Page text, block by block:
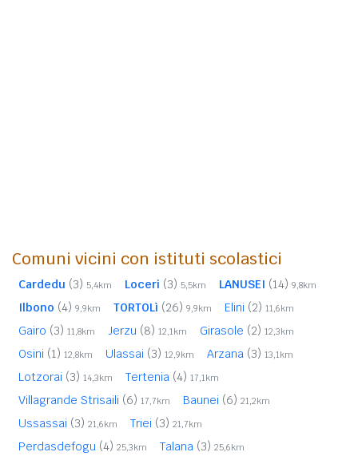
Comuni vicini con istituti scolastici
Cardedu (3) 5,4km Loceri (3) 5,5km LANUSEI (14) 9,8km
Ilbono (4) 9,9km TORTOLì (26) 9,9km Elini (2) 11,6km
Gairo (3) 11,8km Jerzu (8) 12,1km Girasole (2) 12,3km
Osini (1) 12,8km Ulassai (3) 12,9km Arzana (3) 13,1km
Lotzorai (3) 14,3km Tertenia (4) 17,1km
Villagrande Strisaili (6) 17,7km Baunei (6) 21,2km
Ussassai (3) 21,6km Triei (3) 21,7km
Perdasdefogu (4) 25,3km Talana (3) 25,6km